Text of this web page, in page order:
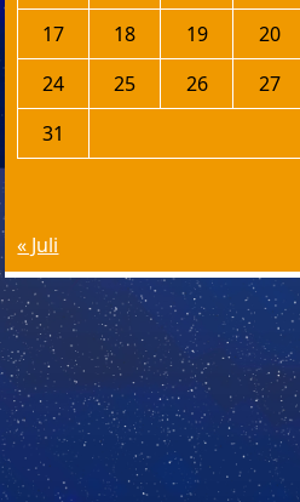
17
18 19 20
24
25 26 27
31
« Juli